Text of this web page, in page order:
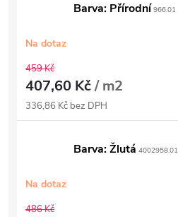
Barva: Přírodní 966.01
Na dotaz
459 Kč
407,60 Kč/ m2
336,86 Kč bez DPH
Barva: Žlutá 4002958.01
Na dotaz
486 Kč